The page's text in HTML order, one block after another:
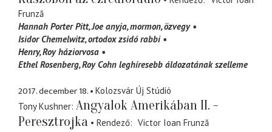
Frunză
Hannah Porter Pitt Joe anyja, mormon, özvegy
Isidor Chemelwitz ortodox zsidó rabbi
Henry Roy háziorvosa
Ethel Rosenberg Roy Cohn leghíresebb áldozatának szelleme
2017. december 18.
Kolozsvár Új Stúdió
Tony Kushner Angyalok Amerikában II. -
Peresztrojka
Rendező
Victor Ioan Frunză